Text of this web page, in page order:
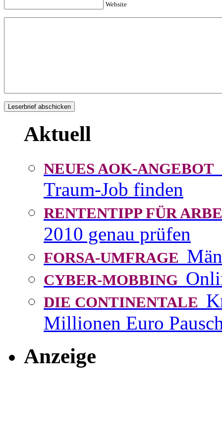
Website
Aktuell
NEUES AOK-ANGEBOT
Traum-Job finden
RENTENTIPP FÜR
2010 genau prüfen
FORSA-UMFRAGE
CYBER-MOBBING
DIE CONTINENTALE
Millionen Euro
Anzeige